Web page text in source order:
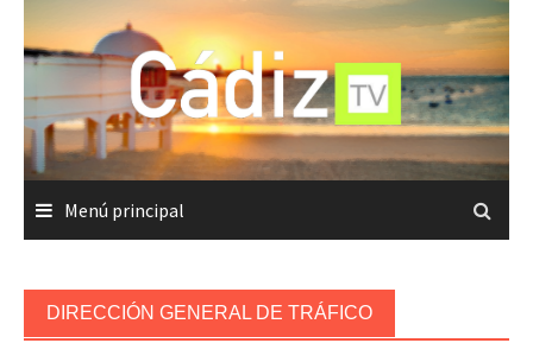
contenido
Menú principal
DIRECCIÓN GENERAL DE TRÁFICO